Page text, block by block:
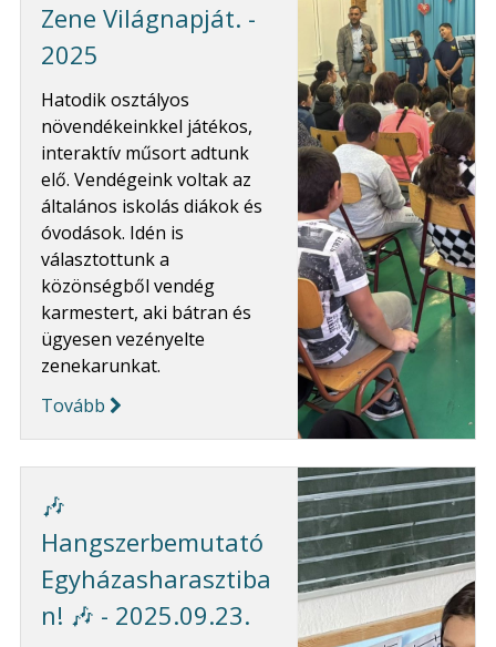
Zene Világnapját. -
2025
Hatodik osztályos
növendékeinkkel játékos,
interaktív műsort adtunk
elő. Vendégeink voltak az
általános iskolás diákok és
óvodások. Idén is
választottunk a
közönségből vendég
karmestert, aki bátran és
ügyesen vezényelte
zenekarunkat.
Tovább
🎶
Hangszerbemutató
Egyházasharasztiba
n! 🎶 - 2025.09.23.